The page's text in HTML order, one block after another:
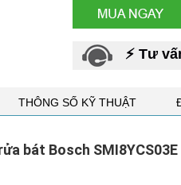
⚡ Tư
THÔNG SỐ KỸ THUẬT
bát Bosch